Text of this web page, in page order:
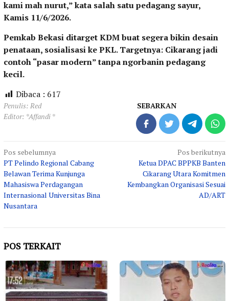
kami mah nurut,” kata salah satu pedagang sayur,
Kamis 11/6/2026.
Pemkab Bekasi ditarget KDM buat segera bikin desain
penataan, sosialisasi ke PKL. Targetnya: Cikarang jadi
contoh “pasar modern” tanpa ngorbanin pedagang
kecil.
Dibaca : 617
Penulis: Red
Editor: *Affandi *
SEBARKAN
Navigasi
pos
Pos sebelumnya
PT Pelindo Regional Cabang
Belawan Terima Kunjunga
Mahasiswa Perdagangan
Internasional Universitas Bina
Nusantara
Pos berikutnya
Ketua DPAC BPPKB Banten
Cikarang Utara Komitmen
Kembangkan Organisasi Sesuai
AD/ART
POS TERKAIT